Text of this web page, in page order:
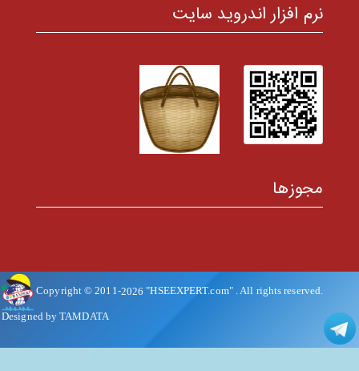
نرم افزار اندروید سایت
مجوزها
Copyright © 2011-2026 "HSEEXPERT.com". All rights reserved.
Designed by TAMDATA